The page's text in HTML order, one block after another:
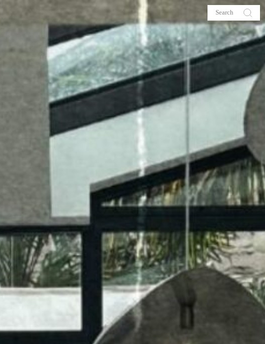
amazon shop
About me
Galehia
Voilà Beauté